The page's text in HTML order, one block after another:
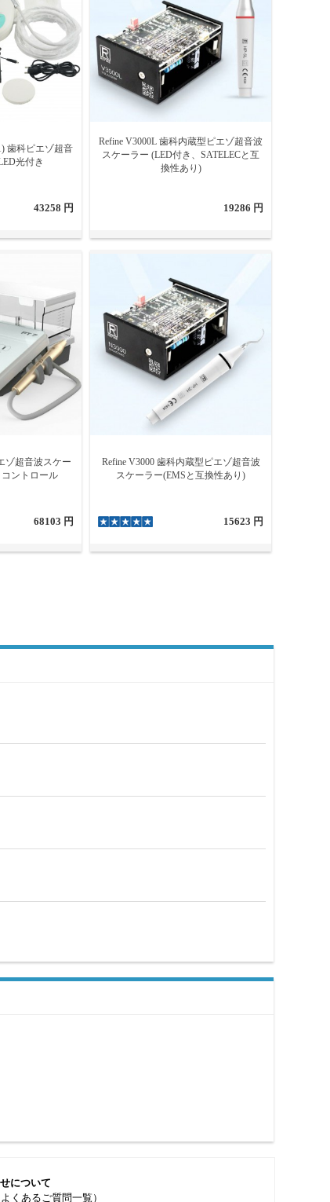
歯科ピエゾ超音
光付き
43258 円
Refine V3000L 歯科内蔵型ピエゾ超音波
スケーラー (LED付き、SATELECと互
換性あり)
19286 円
ゾ超音波スケー
ントロール
68103 円
Refine V3000 歯科内蔵型ピエゾ超音波
スケーラー(EMSと互換性あり)
15623 円
について
くあるご質問一覧）